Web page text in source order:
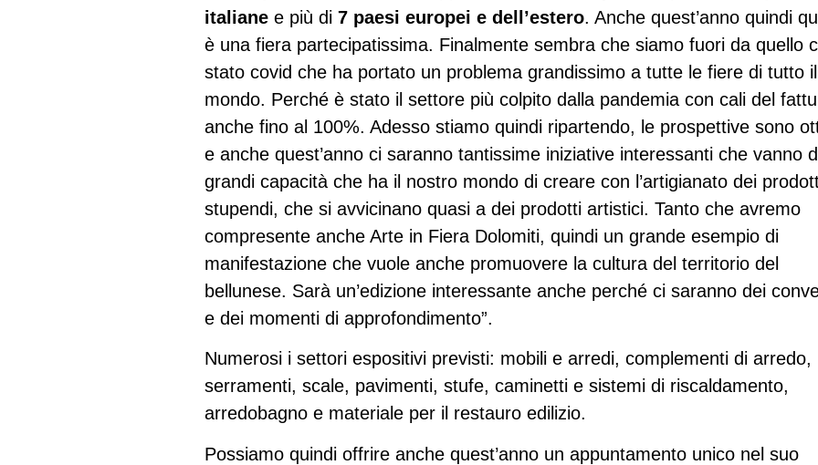
italiane e più di 7 paesi europei e dell’estero. Anche quest’anno quindi
è una fiera partecipatissima. Finalmente sembra che siamo fuori da quello
stato covid che ha portato un problema grandissimo a tutte le fiere di tutto il
mondo. Perché è stato il settore più colpito dalla pandemia con cali del
anche fino al 100%. Adesso stiamo quindi ripartendo, le prospettive sono
e anche quest’anno ci saranno tantissime iniziative interessanti che vanno
grandi capacità che ha il nostro mondo di creare con l’artigianato dei
stupendi, che si avvicinano quasi a dei prodotti artistici. Tanto che avremo
compresente anche Arte in Fiera Dolomiti, quindi un grande esempio di
manifestazione che vuole anche promuovere la cultura del territorio del
bellunese. Sarà un’edizione interessante anche perché ci saranno dei
e dei momenti di approfondimento”.
Numerosi i settori espositivi previsti: mobili e arredi, complementi di arredo,
serramenti, scale, pavimenti, stufe, caminetti e sistemi di riscaldamento,
arredobagno e materiale per il restauro edilizio.
Possiamo quindi offrire anche quest’anno un appuntamento unico nel suo